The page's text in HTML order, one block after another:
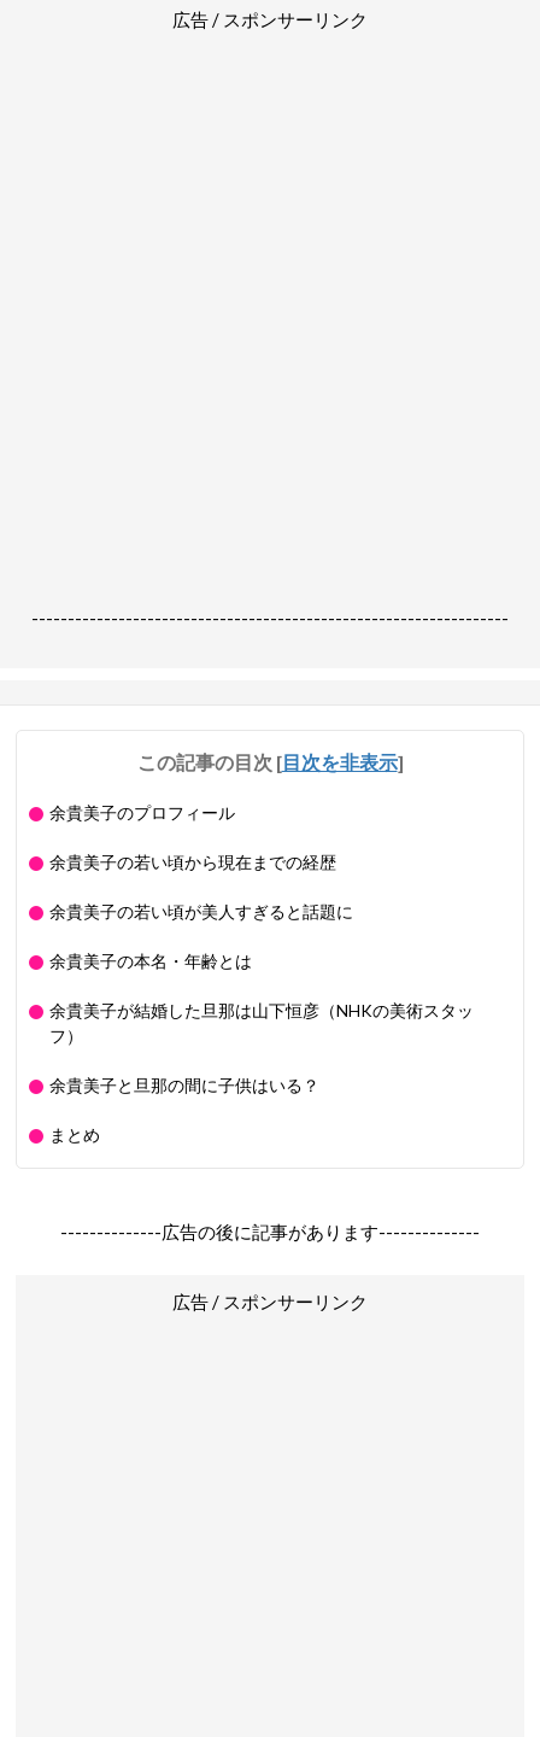
広告 / スポンサーリンク
------------------------------------------------------------------
この記事の目次 [目次を非表示]
余貴美子のプロフィール
余貴美子の若い頃から現在までの経歴
余貴美子の若い頃が美人すぎると話題に
余貴美子の本名・年齢とは
余貴美子が結婚した旦那は山下恒彦（NHKの美術スタッ
フ）
余貴美子と旦那の間に子供はいる？
まとめ
--------------広告の後に記事があります--------------
広告 / スポンサーリンク